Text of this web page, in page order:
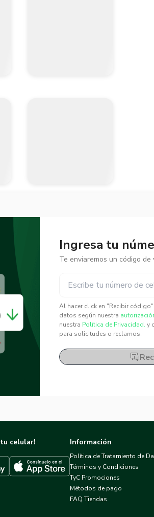
Ingresa tu
Te enviaremos un código de
Al hacer click en "Recibir
datos según nuestra
nuestra Política de Privacidad. y
para solicitudes o reclamos.
celular!
Play
Descargar TUL en App Store
Información
Política de Tratamiento de
Términos y Condiciones
TyC Promociones
Métodos de pago
FAQ Tiendas